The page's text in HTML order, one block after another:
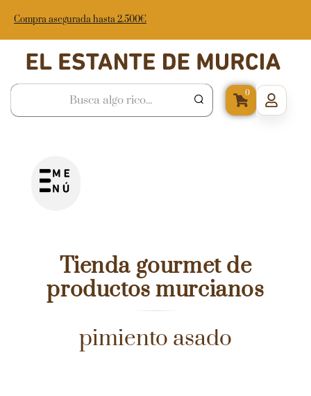
Compra asegurada hasta 2.500€
0
Tienda gourmet de
productos murcianos
pimiento asado